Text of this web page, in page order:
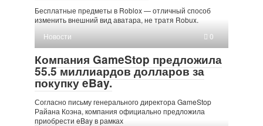
Бесплатные предметы в Roblox — отличный способ
изменить внешний вид аватара, не тратя Robux.
Новости
0
Компания GameStop предложила
55.5 миллиардов долларов за
покупку eBay.
Согласно письму генерального директора GameStop
Райана Коэна, компания официально предложила
приобрести eBay в рамках